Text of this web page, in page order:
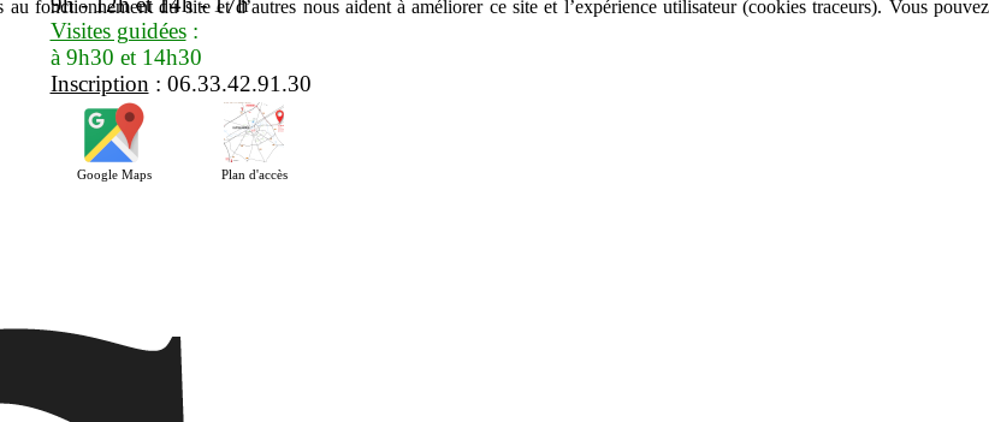
Visites guidées:
à 9h30 et 14h30
Inscription : 06.33.42.91.30
Google Maps Plan d'accès
fonctionnement du site et d’autres nous aident à améliorer ce site et l’expérience utilisateur (cookies traceurs). Vous pouvez